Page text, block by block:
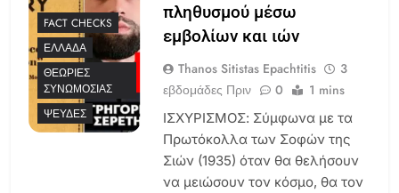
FACT CHECKS
ΕΛΛΆΔΑ
ΘΕΩΡΊΕΣ
ΣΥΝΩΜΟΣΊΑΣ
ΨΕΥΔΈΣ
πληθυσμού μέσω
εμβολίων και ιών
Thanos Sitistas Epachtitis
3
εβδομάδες Πριν
0 1 mins
ΙΣΧΥΡΙΣΜΟΣ: Σύμφωνα με τα
Πρωτόκολλα των Σοφών της
Σιών (1935) όταν θα θελήσουν
να μειώσουν τον κόσμο, θα τον